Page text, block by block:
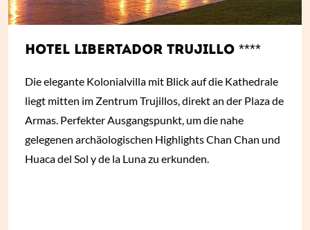
HOTEL LIBERTADOR TRUJILLO ****
Die elegante Kolonialvilla mit Blick auf die Kathedrale
liegt mitten im Zentrum Trujillos, direkt an der Plaza de
Armas. Perfekter Ausgangspunkt, um die nahe
gelegenen archäologischen Highlights Chan Chan und
Huaca del Sol y de la Luna zu erkunden.